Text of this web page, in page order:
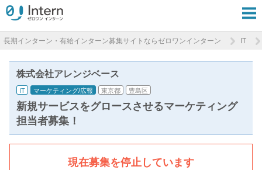
長期インターン・有給インターン募集サイトならゼロワンインターン IT
株式会社アレンジベース
IT マーケティング/広報 東京都 豊島区
新規サービスをグロースさせるマーケティング
担当者募集！
現在募集を停止しています